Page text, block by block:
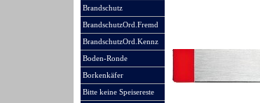
Brandschutz
BrandschutzOrd.Fremd
BrandschutzOrd.Kennz
Boden-Ronde
Borkenkäfer
Bitte keine Speisereste